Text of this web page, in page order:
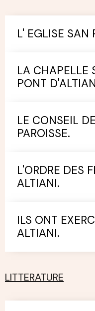
L' EGLISE SAN
LA CHAPELLE
PONT
LE CONSEIL
PAROISSE.
L'ORDRE DES
ALTIANI.
ILS ONT
ALTIANI.
LITTERATURE